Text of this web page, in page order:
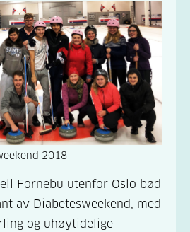
2018
Fornebu utenfor Oslo bød
av Diabetesweekend, med
og uhøytidelige